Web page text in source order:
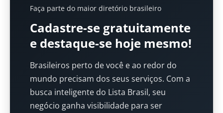
Faça parte do maior diretório brasileiro
Cadastre-se gratuitamente
e destaque-se hoje mesmo!
Brasileiros perto de você e ao redor do
mundo precisam dos seus serviços. Com a
busca inteligente do Lista Brasil, seu
negócio ganha visibilidade para ser